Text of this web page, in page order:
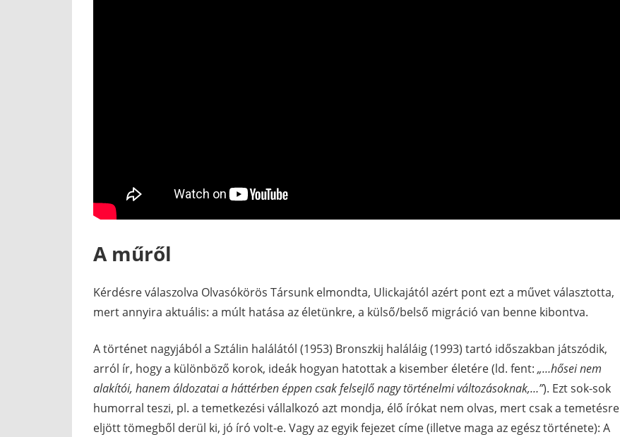
A műről
Kérdésre válaszolva Olvasókörös Társunk elmondta, Ulickajától azért pont ezt a művet választotta,
mert annyira aktuális: a múlt hatása az életünkre, a külső/belső migráció van benne kibontva.
A történet nagyjából a Sztálin halálától (1953) Bronszkij haláláig (1993) tartó időszakban játszódik,
arról ír, hogy a különböző korok, ideák hogyan hatottak a kisember életére (ld. fent: „…hősei nem
alakítói, hanem áldozatai a háttérben éppen csak felsejlő nagy történelmi változásoknak,…”). Ezt sok-sok
humorral teszi, pl. a temetkezési vállalkozó azt mondja, élő írókat nem olvas, mert csak a temetésre
eljött tömegből derül ki, jó író volt-e. Vagy az egyik fejezet címe (illetve maga az egész története): A